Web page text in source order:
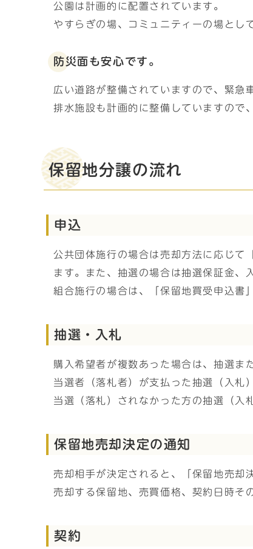
公園は計画的に配置されています。
やすらぎの場、コミュニティーの場とし
防災面も安心です。
広い道路が整備されていますので、緊急
排水施設も計画的に整備していますので
保留地分譲の流れ
申込
公共団体施行の場合は売却方法に応じて
ます。また、抽選の場合は抽選保証金、
組合施行の場合は、「保留地買受申込書
抽選・入札
購入希望者が複数あった場合は、抽選ま
当選者（落札者）が支払った抽選（入札
当選（落札）されなかった方の抽選（入
保留地売却決定の通知
売却相手が決定されると、「保留地売却
売却する保留地、売買価格、契約日時そ
契約